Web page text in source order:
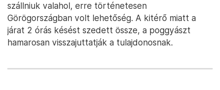
szállniuk valahol, erre történetesen
Görögországban volt lehetőség. A kitérő miatt a
járat 2 órás késést szedett össze, a poggyászt
hamarosan visszajuttatják a tulajdonosnak.